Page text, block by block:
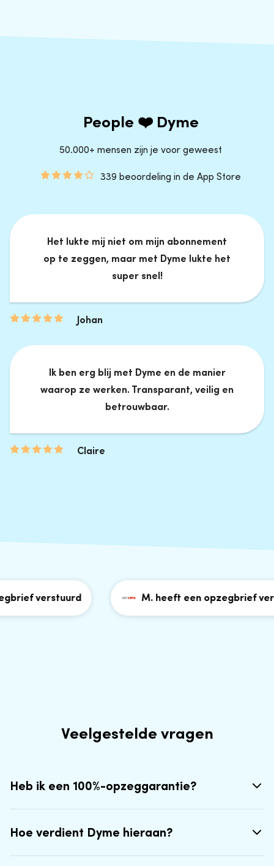
People ❤️ Dyme
50.000+ mensen zijn je voor geweest
339 beoordeling in de App Store
Het lukte mij niet om mijn abonnement
op te zeggen, maar met Dyme lukte het
super snel!
Johan
Ik ben erg blij met Dyme en de manier
waarop ze werken. Transparant, veilig en
betrouwbaar.
Claire
verstuurd M. heeft een opzegbrief
Veelgestelde vragen
Heb ik een 100%-opzeggarantie?
Hoe verdient Dyme hieraan?